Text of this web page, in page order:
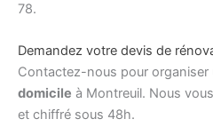
78.
Demandez votre devis de
Contactez-nous pour organiser
domicile à Montreuil. Nous
et chiffré sous 48h.